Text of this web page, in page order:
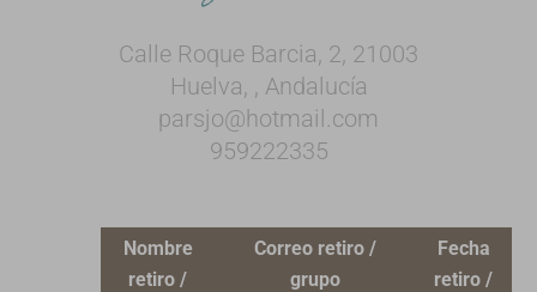
Calle Roque Barcia, 2, 21003
Huelva, , Andalucía
parsjo@hotmail.com
959222335
Nombre
retiro /
Correo retiro /
grupo
Fecha
retiro /